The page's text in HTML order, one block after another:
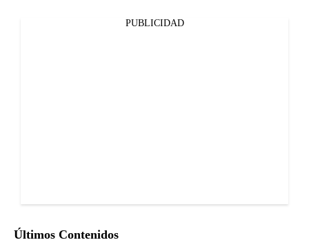
PUBLICIDAD
Últimos Contenidos